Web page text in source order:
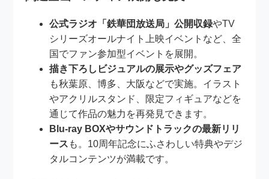
公式ラジオ「鉄華団放送局」公開収録やTV
シリーズオールナイト上映イベントなど、全
国でファン参加型イベントを展開。
描き下ろしビジュアルの展示やグッズフェア
も秋葉原、博多、大阪などで実施。イラスト
やアクリルスタンド、限定フィギュアなどを
通じて作品の魅力を再発見できます。
Blu-ray BOXやサウンドトラックの最新リリ
ース も。10周年記念にふさわしい特典やデジ
タルコンテンツが満載です。